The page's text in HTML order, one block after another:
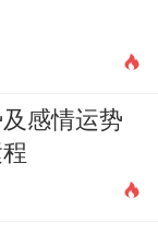
并见」的格
手进右手
如医疗、维
有何表现？
感情运势